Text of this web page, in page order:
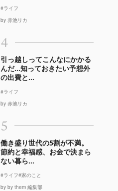
#ライフ
by 赤池リカ
4
引っ越しってこんなにかかる
んだ…知っておきたい予想外
の出費と...
#ライフ
by 赤池リカ
5
働き盛り世代の5割が不満。
節約と幸福感、お金で決まら
ない暮ら...
#ライフ#家のこと
by by them 編集部